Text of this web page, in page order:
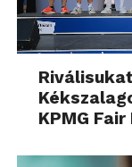
KPMG